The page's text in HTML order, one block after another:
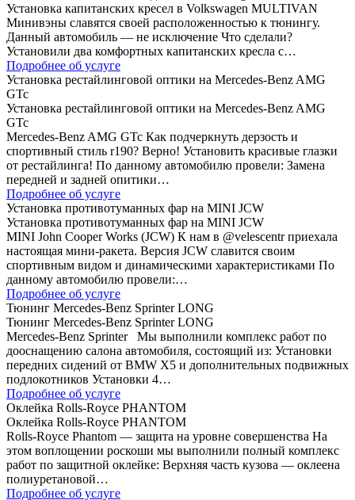
Установка капитанских кресел в Volkswagen MULTIVAN
Минивэны славятся своей расположенностью к тюнингу.
Данный автомобиль — не исключение Что сделали?
Установили два комфортных капитанских кресла с…
Подробнее об услуге
Установка рестайлинговой оптики на Mercedes-Benz AMG
GTc
Установка рестайлинговой оптики на Mercedes-Benz AMG
GTc
Mercedes-Benz AMG GTc Как подчеркнуть дерзость и
спортивный стиль r190? Верно! Установить красивые глазки
от рестайлинга! По данному автомобилю провели: Замена
передней и задней опитики…
Подробнее об услуге
Установка противотуманных фар на MINI JCW
Установка противотуманных фар на MINI JCW
MINI John Cooper Works (JCW) К нам в @velescentr приехала
настоящая мини-ракета. Версия JCW славится своим
спортивным видом и динамическими характеристиками По
данному автомобилю провели:…
Подробнее об услуге
Тюнинг Mercedes-Benz Sprinter LONG
Тюнинг Mercedes-Benz Sprinter LONG
Mercedes-Benz Sprinter Мы выполнили комплекс работ по
дооснащению салона автомобиля, состоящий из: Установки
передних сидений от BMW Х5 и дополнительных подвижных
подлокотников Установки 4…
Подробнее об услуге
Оклейка Rolls-Royce PHANTOM
Оклейка Rolls-Royce PHANTOM
Rolls-Royce Phantom — защита на уровне совершенства На
этом воплощении роскоши мы выполнили полный комплекс
работ по защитной оклейке: Верхняя часть кузова — оклеена
полиуретановой…
Подробнее об услуге